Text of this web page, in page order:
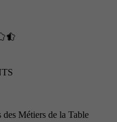
Métiers de la Table